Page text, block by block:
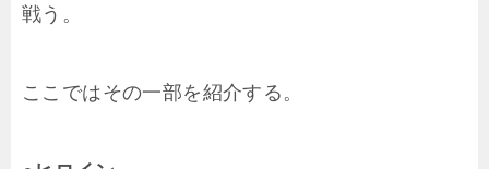
戦う。
ここではその一部を紹介する。